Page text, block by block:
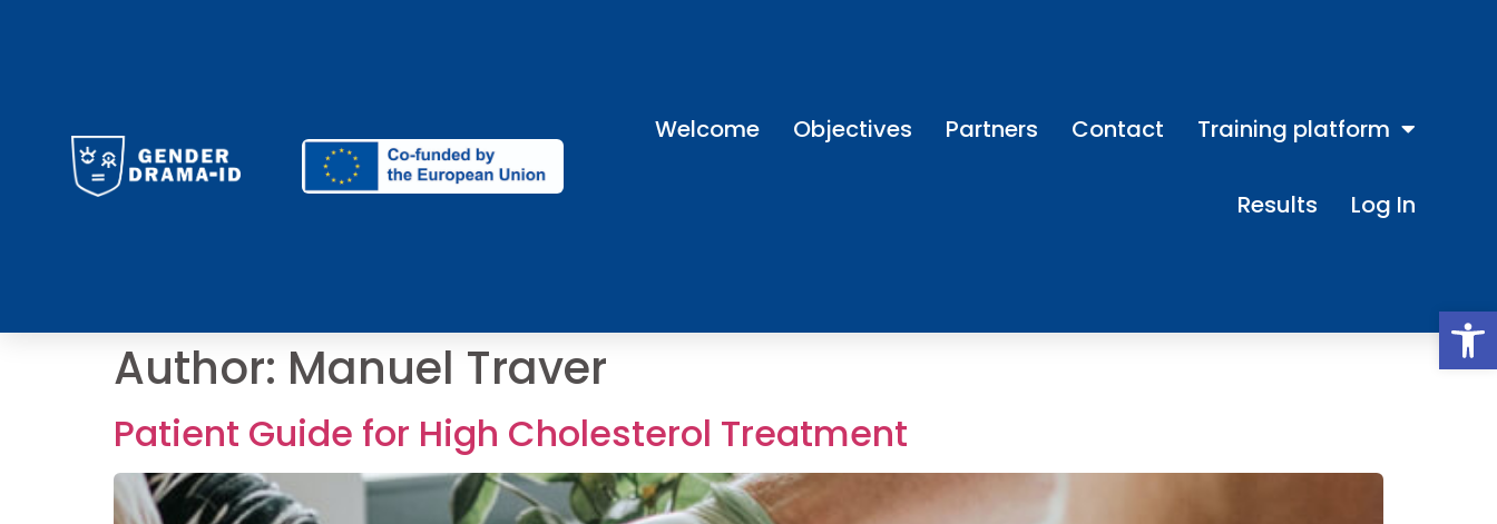
Welcome Objectives Partners Contact Training platform
Results Log In
Author: Manuel Traver
Patient Guide for High Cholesterol Treatment